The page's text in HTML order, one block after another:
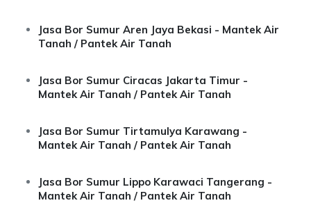
Jasa Bor Sumur Aren Jaya Bekasi - Mantek Air
Tanah / Pantek Air Tanah
Jasa Bor Sumur Ciracas Jakarta Timur -
Mantek Air Tanah / Pantek Air Tanah
Jasa Bor Sumur Tirtamulya Karawang -
Mantek Air Tanah / Pantek Air Tanah
Jasa Bor Sumur Lippo Karawaci Tangerang -
Mantek Air Tanah / Pantek Air Tanah